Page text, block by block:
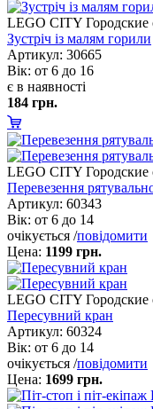
LEGO CITY
Зустріч із малям горили
Артикул: 30665
ік: от 6 до 16
є в наявності
184 грн.
LEGO CITY
Перевезення
Артикул: 60343
ік: от 6 до 14
очікується /повідомити
Цена: 1199 грн.
LEGO CITY
Пересувний кран
Артикул: 60324
ік: от 6 до 14
очікується /повідомити
Цена: 1699 грн.